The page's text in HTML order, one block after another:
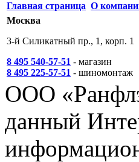
Главная страница О
Москва
3-й Силикатный пр., 1, корп. 1
8 495 540-57-51 - магазин
8 495 225-57-51 - шиномонтаж
ООО
данный